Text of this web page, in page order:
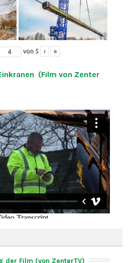
von 5 › »
(Film von Zenter
der Film (von ZenterTV)